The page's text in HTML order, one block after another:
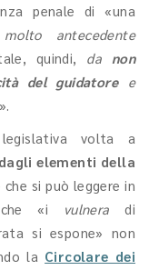
penale di «una
antecedente
quindi, da non
del guidatoree
volta a
elementi della
che si può leggere in
che «i
vulnera di
si espone» non
la Circolare dei